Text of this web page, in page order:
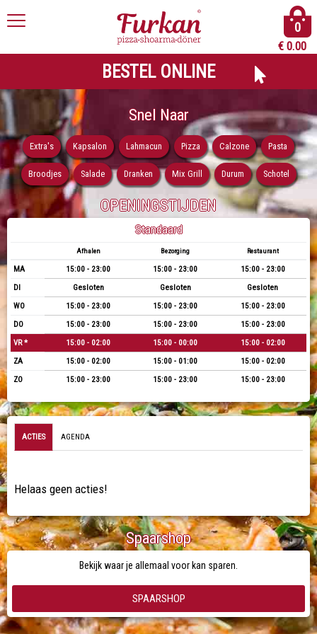
0
€ 0.00
BESTEL ONLINE
OPENINGSTIJDEN
Standaard
Afhalen Bezorging Restaurant
MA 15:00 - 23:00 15:00 - 23:00
15:00 - 23:00
DI
Gesloten Gesloten
Gesloten
WO
15:00 - 23:00 15:00 - 23:00
15:00 - 23:00
DO
15:00 - 23:00 15:00 - 23:00
15:00 - 23:00
VR *
15:00 - 02:00 15:00 - 00:00
15:00 - 02:00
ZA
15:00 - 02:00 15:00 - 01:00
15:00 - 02:00
ZO
15:00 - 23:00 15:00 - 23:00 15:00 - 23:00
ACTIES AGENDA
Helaas geen acties!
Snel Naar
Extra's Kapsalon Lahmacun Pizza Calzone Pasta
Broodjes Salade Dranken Mix Grill Durum Schotel
Spaarshop
Bekijk waar je allemaal voor kan sparen.
SPAARSHOP